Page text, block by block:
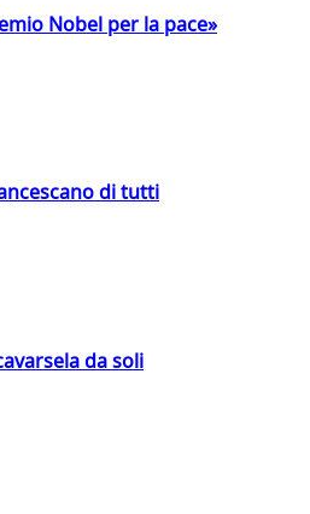
Nobel per la pace»
di tutti
da soli